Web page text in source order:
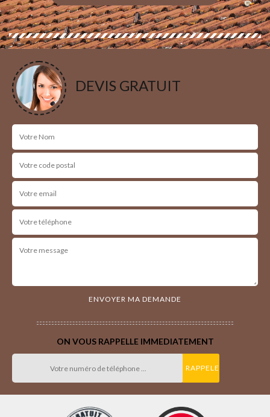
DEVIS GRATUIT
ON VOUS RAPPELLE IMMEDIATEMENT